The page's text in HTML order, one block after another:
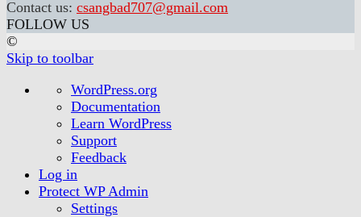
Contact us: csangbad707@gmail.com
FOLLOW US
©
Skip to toolbar
About
WordPress
WordPress.org
Documentation
Learn WordPress
Support
Feedback
Log in
Protect WP Admin
Settings